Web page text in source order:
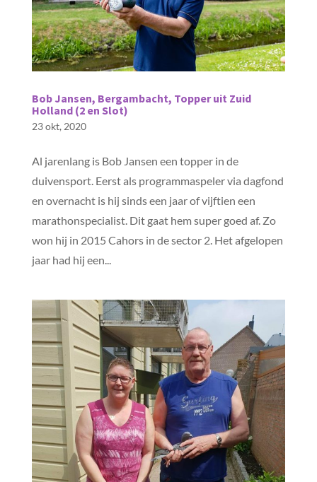
Bob Jansen, Bergambacht, Topper uit Zuid
Holland (2 en Slot)
23 okt, 2020
Al jarenlang is Bob Jansen een topper in de
duivensport. Eerst als programmaspeler via dagfond
en overnacht is hij sinds een jaar of vijftien een
marathonspecialist. Dit gaat hem super goed af. Zo
won hij in 2015 Cahors in de sector 2. Het afgelopen
jaar had hij een...